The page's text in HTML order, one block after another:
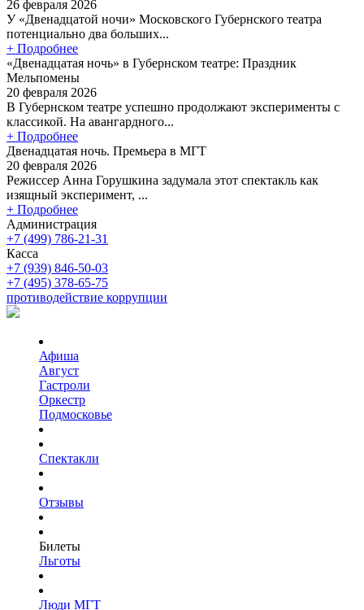
26 февраля 2026
У «Двенадцатой ночи» Московского Губернского театра
потенциально два больших...
+ Подробнее
«Двенадцатая ночь» в Губернском театре: Праздник
Мельпомены
20 февраля 2026
В Губернском театре успешно продолжают эксперименты с
классикой. На авангардного...
+ Подробнее
Двенадцатая ночь. Премьера в МГТ
20 февраля 2026
Режиссер Анна Горушкина задумала этот спектакль как
изящный эксперимент, ...
+ Подробнее
Администрация
+7 (499) 786-21-31
Касса
+7 (939) 846-50-03
+7 (495) 378-65-75
противодействие коррупции
Афиша
Август
Гастроли
Оркестр
Подмосковье
Спектакли
Отзывы
Билеты
Льготы
Люди МГТ